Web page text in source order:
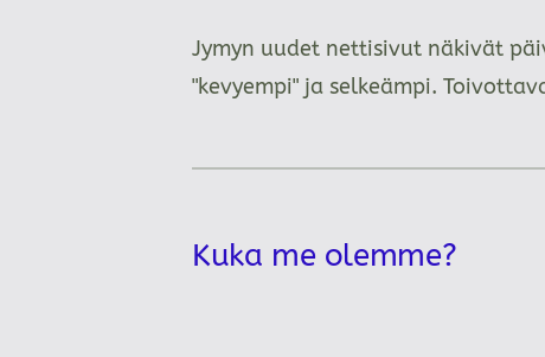
Jymyn uudet nettisivut näkivät
"kevyempi" ja selkeämpi.
Kuka me olemme?